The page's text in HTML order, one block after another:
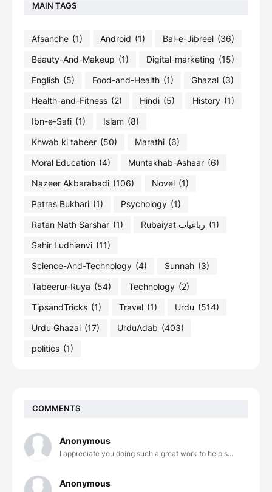
MAIN TAGS
Afsanche (1) Android (1) Bal-e-Jibreel (36)
Beauty-And-Makeup (1) Digital-marketing (15)
English (5) Food-and-Health (1) Ghazal (3)
Health-and-Fitness (2) Hindi (5) History (1)
Ibn-e-Safi (1) Islam (8)
Khwab ki tabeer (50) Marathi (6)
Moral Education (4) Muntakhab-Ashaar (6)
Nazeer Akbarabadi (106) Novel (1)
Patras Bukhari (1) Psychology (1)
Ratan Nath Sarshar (1) Rubaiyat رباعیات (1)
Sahir Ludhianvi (11)
Science-And-Technology (4) Sunnah (3)
Tabeerur-Ruya (54) Technology (2)
TipsandTricks (1) Travel (1) Urdu (514)
Urdu Ghazal (17) UrduAdab (403)
politics (1)
COMMENTS
Anonymous
I appreciate you doing such a great work to help s...
Anonymous